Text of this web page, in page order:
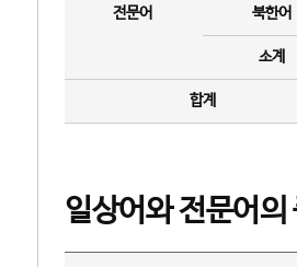
전문어 북한어
소계
합계
일상어와 전문어의